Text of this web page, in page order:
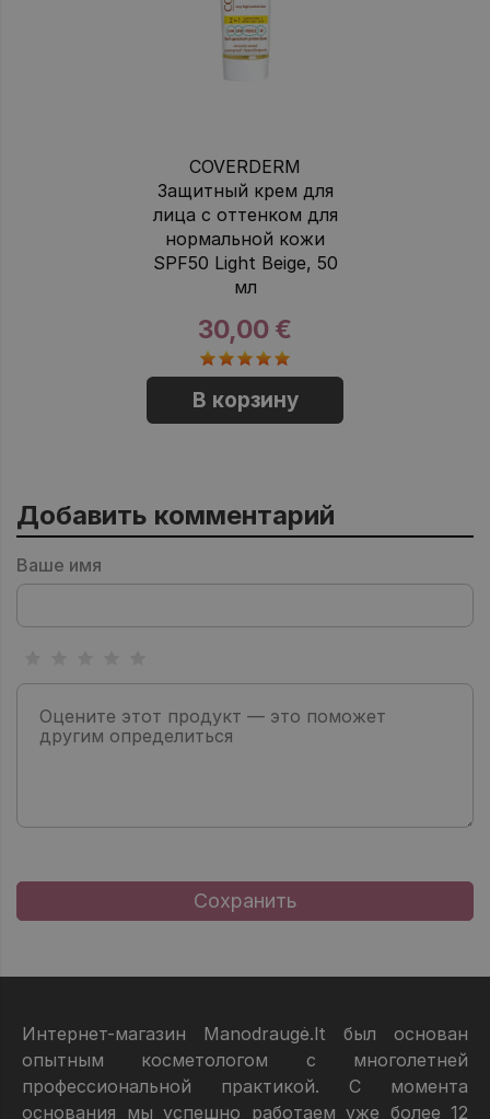
COVERDERM
Защитный крем для
лица с оттенком для
нормальной кожи
SPF50 Light Beige, 50
мл
30,00 €
В корзину
Добавить комментарий
Ваше имя
Интернет-магазин Manodraugė.lt был основан
опытным косметологом с многолетней
профессиональной практикой. С момента
основания мы успешно работаем уже более 12